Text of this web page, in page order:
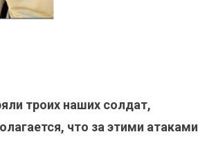
троих наших солдат,
что за этими атаками